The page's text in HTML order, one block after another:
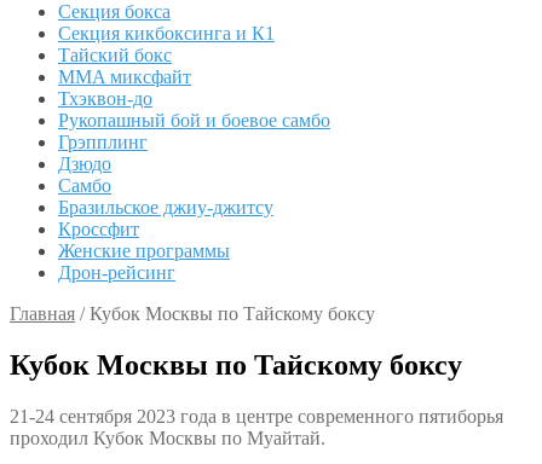
Секция бокса
Секция кикбоксинга и К1
Тайский бокс
MMA миксфайт
Тхэквон-до
Рукопашный бой и боевое самбо
Грэпплинг
Дзюдо
Самбо
Бразильское джиу-джитсу
Кроссфит
Женские программы
Дрон-рейсинг
Главная /Кубок Москвы по Тайскому боксу
Кубок Москвы по Тайскому боксу
21-24 сентября 2023 года в центре современного пятиборья
проходил Кубок Москвы по Муайтай.